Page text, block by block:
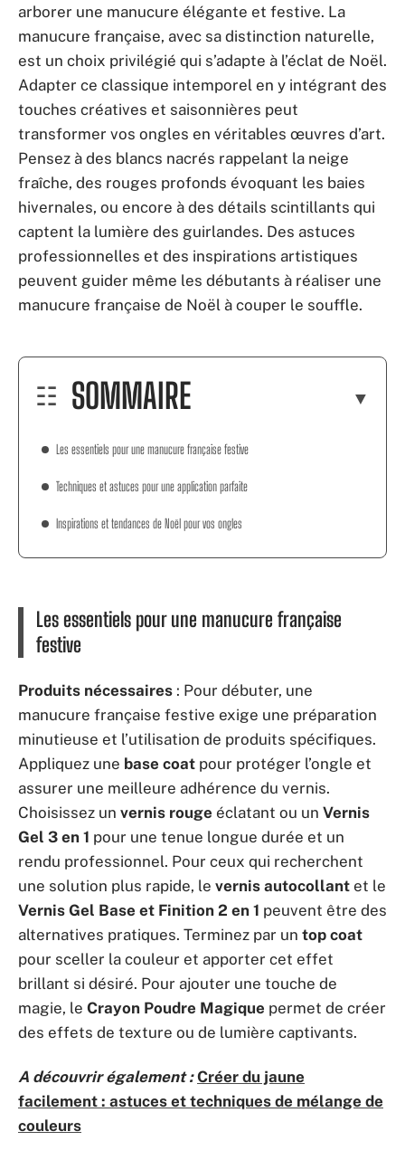
arborer une manucure élégante et festive. La
manucure française, avec sa distinction naturelle,
est un choix privilégié qui s’adapte à l’éclat de Noël.
Adapter ce classique intemporel en y intégrant des
touches créatives et saisonnières peut
transformer vos ongles en véritables œuvres d’art.
Pensez à des blancs nacrés rappelant la neige
fraîche, des rouges profonds évoquant les baies
hivernales, ou encore à des détails scintillants qui
captent la lumière des guirlandes. Des astuces
professionnelles et des inspirations artistiques
peuvent guider même les débutants à réaliser une
manucure française de Noël à couper le souffle.
SOMMAIRE
Les essentiels pour une manucure française festive
Techniques et astuces pour une application parfaite
Inspirations et tendances de Noël pour vos ongles
Les essentiels pour une manucure française
festive
Produits nécessaires : Pour débuter, une
manucure française festive exige une préparation
minutieuse et l’utilisation de produits spécifiques.
Appliquez une base coat pour protéger l’ongle et
assurer une meilleure adhérence du vernis.
Choisissez un vernis rouge éclatant ou un Vernis
Gel 3 en 1 pour une tenue longue durée et un
rendu professionnel. Pour ceux qui recherchent
une solution plus rapide, le vernis autocollant et le
Vernis Gel Base et Finition 2 en 1 peuvent être des
alternatives pratiques. Terminez par un top coat
pour sceller la couleur et apporter cet effet
brillant si désiré. Pour ajouter une touche de
magie, le Crayon Poudre Magique permet de créer
des effets de texture ou de lumière captivants.
A découvrir également : Créer du jaune
facilement : astuces et techniques de mélange de
couleurs